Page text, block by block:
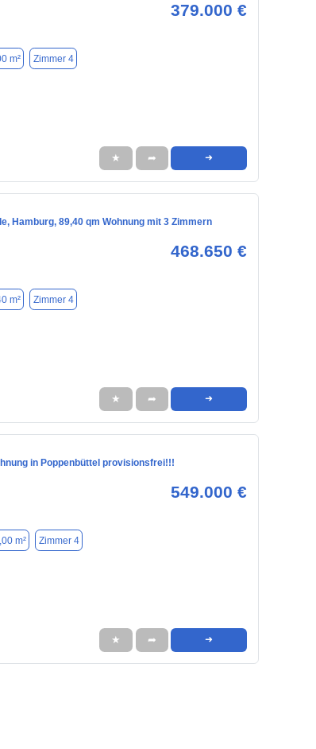
379.000 €
m² Zimmer 4
★ ➦ ➜
Hamburg, 89,40 qm Wohnung mit 3 Zimmern
468.650 €
m² Zimmer 4
★ ➦ ➜
in Poppenbüttel provisionsfrei!!!
549.000 €
m² Zimmer 4
★ ➦ ➜